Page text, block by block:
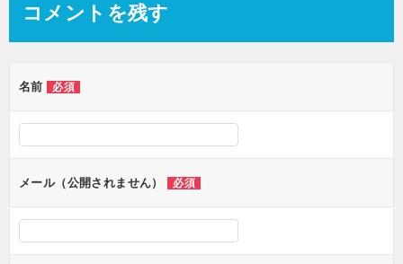
コメントを残す
名前 必須
メール（公開されません） 必須